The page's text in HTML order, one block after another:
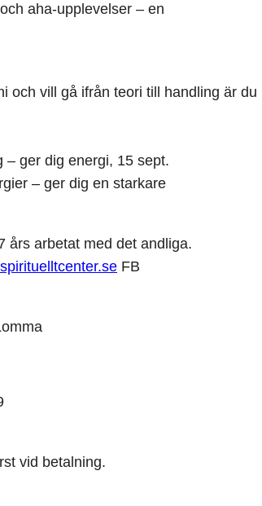
aha-upplevelser – en
och vill gå ifrån teori till handling är du
– ger dig energi, 15 sept.
– ger dig en starkare
års arbetat med det andliga.
FB
vid betalning.